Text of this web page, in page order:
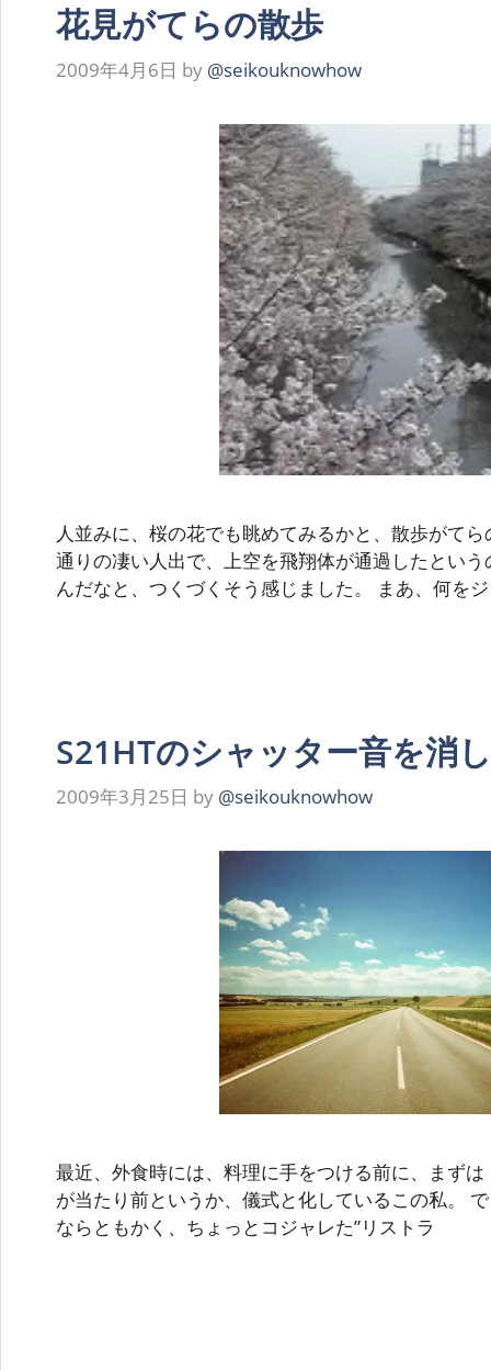
花見がてらの散歩
2009年4月6日 by @seikouknowhow
人並みに、桜の花でも眺めてみるかと、散歩がて
通りの凄い人出で、上空を飛翔体が通過したとい
んだなと、つくづくそう感じました。 まあ、何を
S21HTのシャッター音を消
2009年3月25日 by @seikouknowhow
最近、外食時には、料理に手をつける前に、まず
が当たり前というか、儀式と化しているこの私。
ならともかく、ちょっとコジャレた”リストラ